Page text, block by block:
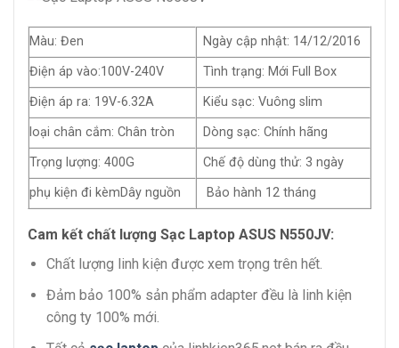
Màu: Đen
Ngày cập nhật: 14/12/2016
Điện áp vào:100V-240V
Tình trạng: Mới Full Box
Điện áp ra: 19V-6.32A
Kiểu sạc: Vuông slim
loại chân cắm: Chân tròn
Dòng sạc: Chính hãng
Trọng lượng: 400G
Chế độ dùng thử: 3 ngày
phụ kiện đi kèmDây nguồn
Bảo hành 12 tháng
Cam kết chất lượng Sạc Laptop ASUS N550JV:
Chất lượng linh kiện được xem trọng trên hết.
Đảm bảo 100% sản phẩm adapter đều là linh kiện
công ty 100% mới.